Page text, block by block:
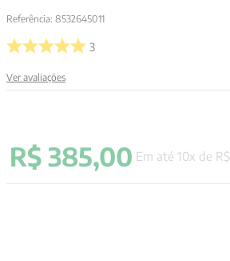
Referência: 8532645011
3
Ver avaliações
R$ 385,00 Em até 10x de R$